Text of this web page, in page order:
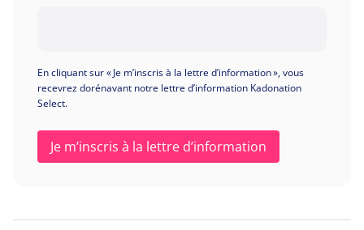
En cliquant sur « Je m’inscris à la lettre d’information », vous
recevrez dorénavant notre lettre d’information Kadonation
Select.